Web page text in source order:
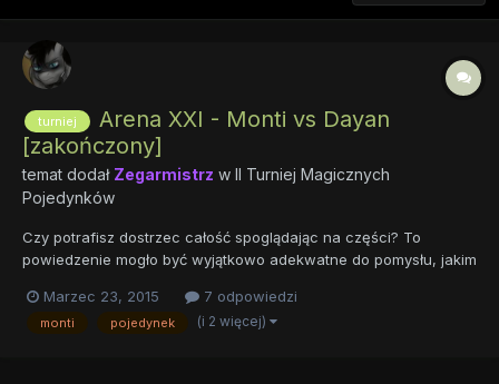
turniej
Arena XXI - Monti vs Dayan
[zakończony]
temat dodał Zegarmistrz w II Turniej Magicznych
Pojedynków
Czy potrafisz dostrzec całość spoglądając na części? To
powiedzenie mogło być wyjątkowo adekwatne do pomysłu, jakim
odbijająca blask lamp zawieszonych na ścianach i licznych
filarach zakończonych płaskim szczytem tworzących
Marzec 23, 2015 7 odpowiedzi
monti pojedynek (i 2 więcej)